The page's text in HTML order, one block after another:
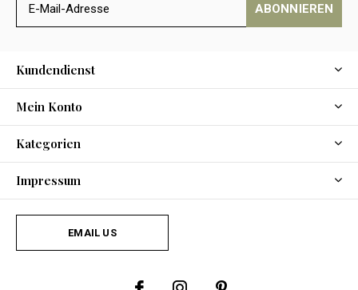
ABONNIEREN
Kundendienst
Mein Konto
Kategorien
Impressum
EMAIL US